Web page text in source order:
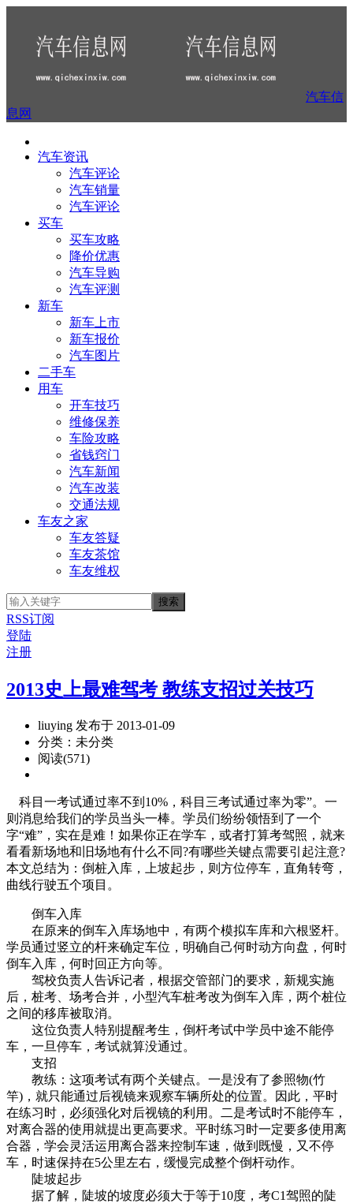
汽车信
息网
汽车资讯
汽车评论
汽车销量
汽车评论
买车
买车攻略
降价优惠
汽车导购
汽车评测
新车
新车上市
新车报价
汽车图片
二手车
用车
开车技巧
维修保养
车险攻略
省钱窍门
汽车新闻
汽车改装
交通法规
车友之家
车友答疑
车友茶馆
车友维权
RSS订阅
登陆
注册
2013史上最难驾考 教练支招过关技巧
liuying 发布于 2013-01-09
分类：未分类
阅读(571)
科目一考试通过率不到10%，科目三考试通过率为零”。一
则消息给我们的学员当头一棒。学员们纷纷领悟到了一个
字“难”，实在是难！如果你正在学车，或者打算考驾照，就来
看看新场地和旧场地有什么不同?有哪些关键点需要引起注意?
本文总结为：倒桩入库，上坡起步，则方位停车，直角转弯，
曲线行驶五个项目。
倒车入库
在原来的倒车入库场地中，有两个模拟车库和六根竖杆。
学员通过竖立的杆来确定车位，明确自己何时动方向盘，何时
倒车入库，何时回正方向等。
驾校负责人告诉记者，根据交管部门的要求，新规实施
后，桩考、场考合并，小型汽车桩考改为倒车入库，两个桩位
之间的移库被取消。
这位负责人特别提醒考生，倒杆考试中学员中途不能停
车，一旦停车，考试就算没通过。
支招
教练：这项考试有两个关键点。一是没有了参照物(竹
竿)，就只能通过后视镜来观察车辆所处的位置。因此，平时
在练习时，必须强化对后视镜的利用。二是考试时不能停车，
对离合器的使用就提出更高要求。平时练习时一定要多使用离
合器，学会灵活运用离合器来控制车速，做到既慢，又不停
车，时速保持在5公里左右，缓慢完成整个倒杆动作。
陡坡起步
据了解，陡坡的坡度必须大于等于10度，考C1驾照的陡